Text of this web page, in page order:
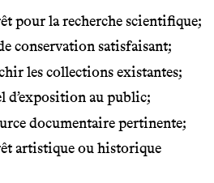
pour la recherche scientifique;
conservation satisfaisant;
les collections existantes;
au public;
documentaire pertinente;
artistique ou historique